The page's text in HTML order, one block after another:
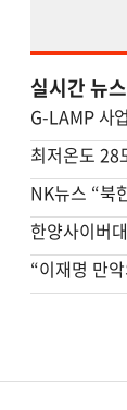
실시간 뉴스